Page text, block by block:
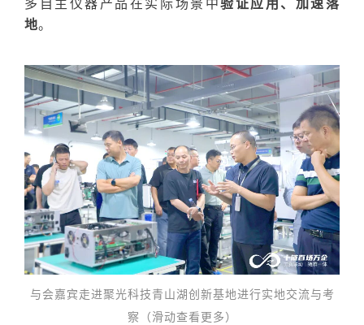
地。
与会嘉宾走进聚光科技青山湖创新基地进行实地交流与考
察（滑动查看更多）